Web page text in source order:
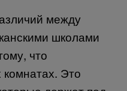
между
школами
что
комнатах. Это